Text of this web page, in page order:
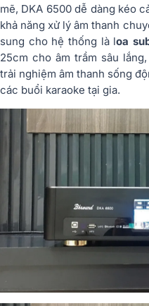
mẽ, DKA 6500 dễ dàng kéo
khả năng xử lý âm thanh
sung cho hệ thống là loa
25cm cho âm trầm sâu
trải nghiệm âm thanh sống
các buổi karaoke tại gia.